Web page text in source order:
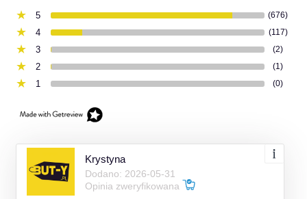
5 (676)
4 (117)
3 (2)
2 (1)
1 (0)
Krystyna
Dodano: 2026-05-31
Opinia zweryfikowana